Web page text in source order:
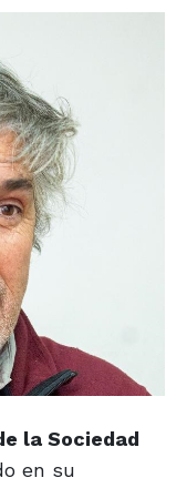
la Sociedad
en su